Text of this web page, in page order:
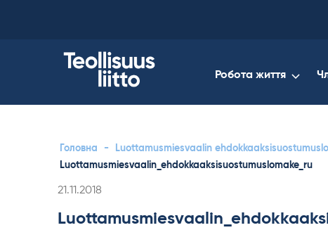
Робота життя
Головна - Luottamusmiesvaalin
Luottamusmiesvaalin_ehdokkaaksisuostumuslomake_ru
Kirjoitettu
21.11.2018